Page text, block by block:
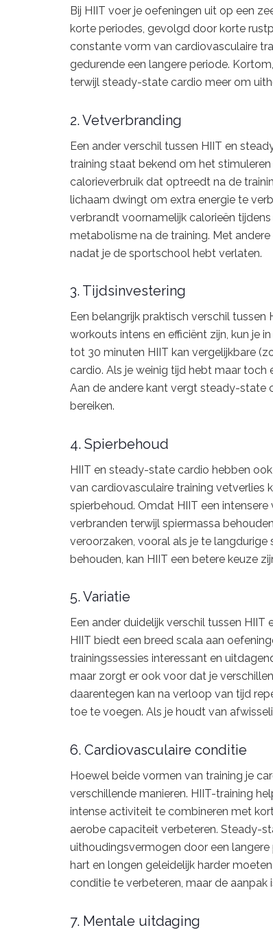
Bij HIIT voer je oefeningen uit op een
korte periodes, gevolgd door korte
constante vorm van cardiovasculaire
gedurende een langere periode.
terwijl steady-state cardio meer om
2. Vetverbranding
Een ander verschil tussen HIIT en
training staat bekend om het
calorieverbruik dat optreedt na de
lichaam dwingt om extra energie te
verbrandt voornamelijk calorieën
metabolisme na de training. Met
nadat je de sportschool hebt verlaten.
3. Tijdsinvestering
Een belangrijk praktisch verschil
workouts intens en efficiënt zijn, kun je
tot 30 minuten HIIT kan vergelijkbare
cardio. Als je weinig tijd hebt maar toch
Aan de andere kant vergt steady-state
bereiken.
4. Spierbehoud
HIIT en steady-state cardio hebben
van cardiovasculaire training vetverlies
spierbehoud. Omdat HIIT een
verbranden terwijl spiermassa
veroorzaken, vooral als je te
behouden, kan HIIT een betere keuze
5. Variatie
Een ander duidelijk verschil tussen
HIIT biedt een breed scala aan
trainingssessies interessant en
maar zorgt er ook voor dat je
daarentegen kan na verloop van tijd
toe te voegen. Als je houdt van
6. Cardiovasculaire conditie
Hoewel beide vormen van training je
verschillende manieren. HIIT-training
intense activiteit te combineren met
aerobe capaciteit verbeteren. Steady-
uithoudingsvermogen door een
hart en longen geleidelijk harder
conditie te verbeteren, maar de aanpak
7. Mentale uitdaging